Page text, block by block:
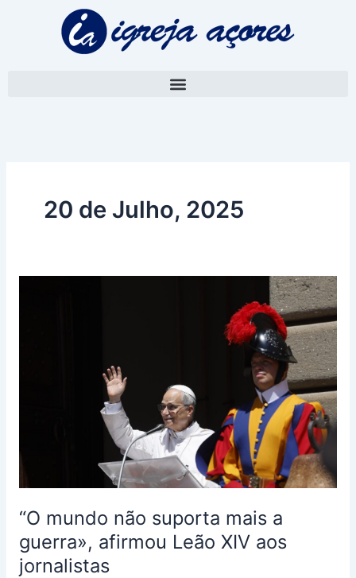
20 de Julho, 2025
“O mundo não suporta mais a
guerra», afirmou Leão XIV aos
jornalistas